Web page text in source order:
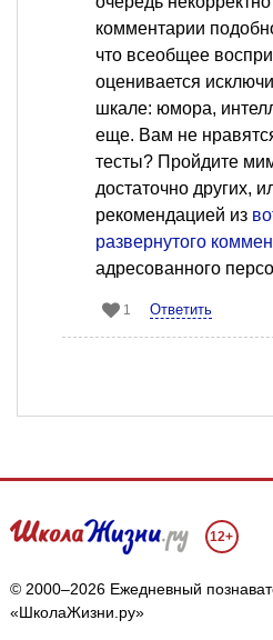
комментарии
что всеобщее
оценивается
шкале: юмора,
еще. Вам не
тесты? Пройдите
достаточно других,
рекомендацией из
развернутого
адресованного
1 Ответить
12+
© 2000–2026 Ежедневный
«ШколаЖизни.ру»